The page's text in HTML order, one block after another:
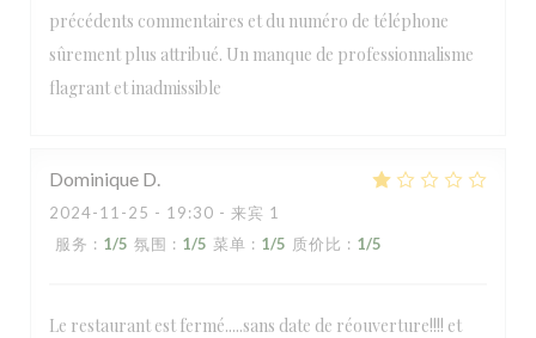
précédents commentaires et du numéro de téléphone
sûrement plus attribué. Un manque de professionnalisme
flagrant et inadmissible
Dominique D
2024-11-25 - 19:30 - 来宾 1
服务 : 1/5 氛围 : 1/5 菜单 : 1/5 质价比 : 1/5
Le restaurant est fermé.....sans date de réouverture!!!! et